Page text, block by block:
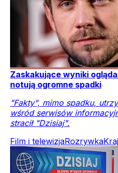
Zaskakujące wyniki
notują ogromne spadki
"Fakty", mimo spadku,
wśród serwisów
stracił "Dzisiaj".
Film i telewizjaRozrywkaKraj